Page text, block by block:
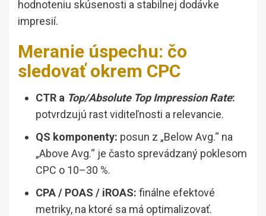
hodnoteniu skúsenosti a stabilnej dodávke
impresií.
Meranie úspechu: čo
sledovať okrem CPC
CTR a Top/Absolute Top Impression Rate:
potvrdzujú rast viditeľnosti a relevancie.
QS komponenty: posun z „Below Avg.“ na
„Above Avg.“ je často sprevádzaný poklesom
CPC o 10–30 %.
CPA / POAS / iROAS: finálne efektové
metriky, na ktoré sa má optimalizovať.